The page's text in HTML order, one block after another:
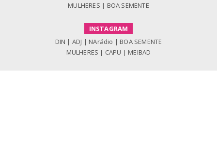
MULHERES | BOA SEMENTE
INSTAGRAM
DIN | ADJ | NArádio | BOA SEMENTE
MULHERES | CAPU | MEIBAD